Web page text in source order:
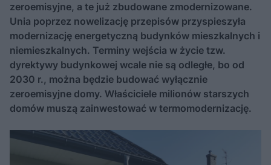
zeroemisyjne, a te już zbudowane zmodernizowane.
Unia poprzez nowelizację przepisów przyspieszyła
modernizację energetyczną budynków mieszkalnych i
niemieszkalnych. Terminy wejścia w życie tzw.
dyrektywy budynkowej wcale nie są odległe, bo od
2030 r., można będzie budować wyłącznie
zeroemisyjne domy. Właściciele milionów starszych
domów muszą zainwestować w termomodernizację.